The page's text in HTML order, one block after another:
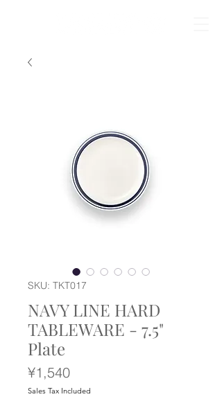
SKU: TKT017
NAVY LINE HARD
TABLEWARE - 7.5"
Plate
¥1,540Price
Sales Tax Included